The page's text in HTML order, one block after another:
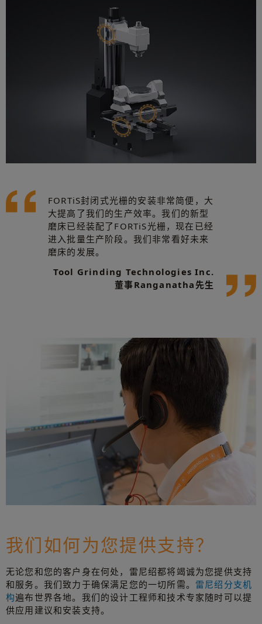
FORTiS封闭式光栅的安装非常简便，大
大提高了我们的生产效率。我们的新型
磨床已经装配了FORTiS光栅，现在已经
进入批量生产阶段。我们非常看好未来
磨床的发展。
Tool Grinding Technologies Inc.
董事Ranganatha先生
我们如何为您提供支持？
无论您和您的客户身在何处，雷尼绍都将竭诚为您提供支持
和服务。我们致力于确保满足您的一切所需。 雷尼绍分支机
构遍布世界各地。我们的设计工程师和技术专家随时可以提
供应用建议和安装支持。